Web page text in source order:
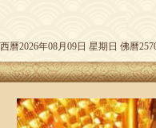
西曆2026年08月09日 星期日 佛曆